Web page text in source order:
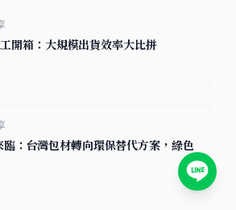
開箱：大規模出貨效率大比拼
：台灣包材轉向環保替代方案，綠色